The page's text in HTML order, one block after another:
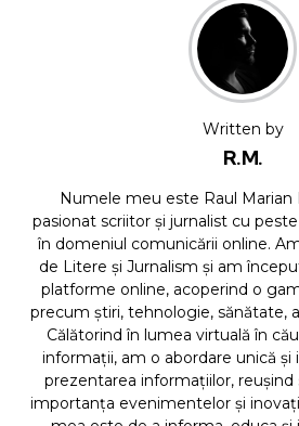
Written by
R.M.
Numele meu este Raul Marian
pasionat scriitor și jurnalist cu
în domeniul comunicării online.
de Litere și Jurnalism și am
platforme online, acoperind o
precum știri, tehnologie, sănătate,
Călătorind în lumea virtuală în
informații, am o abordare unică și
prezentarea informațiilor, reușind
importanța evenimentelor și